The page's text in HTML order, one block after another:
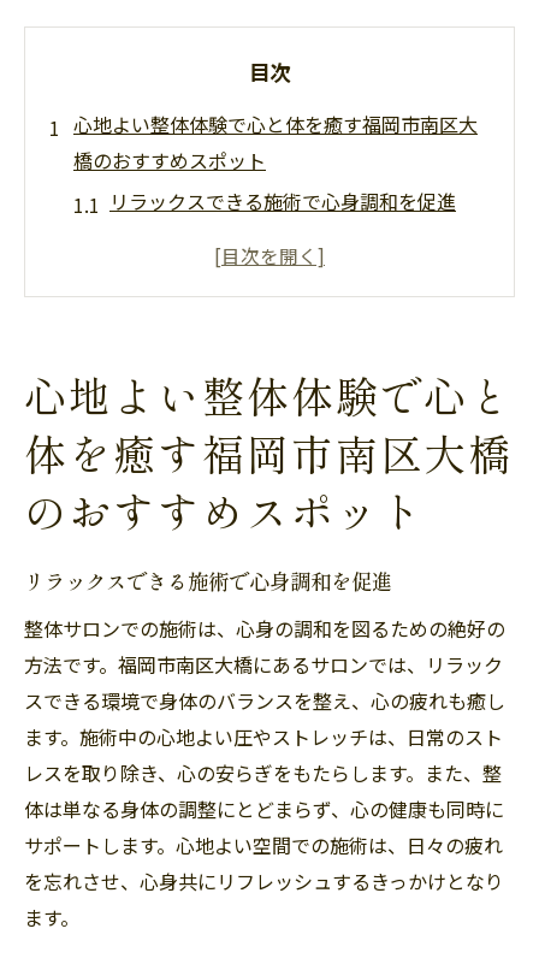
目次
心地よい整体体験で心と体を癒す福岡市南区大
橋のおすすめスポット
リラックスできる施術で心身調和を促進
福岡市南区大橋での整体サロンの選び方
福岡市南区大橋の整体で健康を取り戻す
整体サロンでのリフレッシュ体験日常のストレ
スを解消
ストレス解消に効果的な整体の施術とは
整体サロンでのリラクゼーション体験
心と体を軽くする整体の魅力
福岡市南区大橋で整体サロンを訪れる理由
福岡市南区大橋で整体を受けるメリット日常の
活力を取り戻そう
整体で活力を取り戻すためのステップ
福岡市南区大橋の整体サロンで生活改善
心地よい整体体験で心と
体を癒す福岡市南区大橋
のおすすめスポット
リラックスできる施術で心身調和を促進
整体サロンでの施術は、心身の調和を図るための絶好の
方法です。福岡市南区大橋にあるサロンでは、リラック
スできる環境で身体のバランスを整え、心の疲れも癒し
ます。施術中の心地よい圧やストレッチは、日常のスト
レスを取り除き、心の安らぎをもたらします。また、整
体は単なる身体の調整にとどまらず、心の健康も同時に
サポートします。心地よい空間での施術は、日々の疲れ
を忘れさせ、心身共にリフレッシュするきっかけとなり
ます。